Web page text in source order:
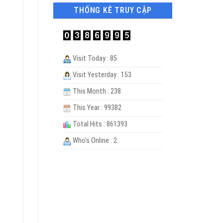
THỐNG KÊ TRUY CẬP
Visit Today : 85
Visit Yesterday : 153
This Month : 238
This Year : 99382
Total Hits : 861393
Who's Online : 2